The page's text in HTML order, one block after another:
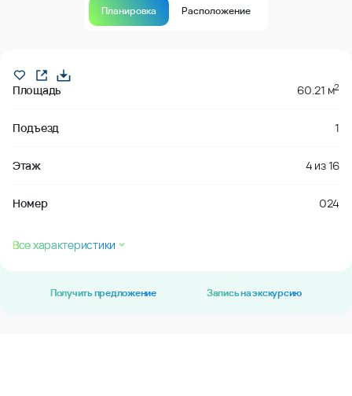
Планировка Расположение
Площадь 60.21 м2
Подъезд 1
Этаж 4 из16
Номер 024
Все характеристики
Получить предложение Запись на экскурсию